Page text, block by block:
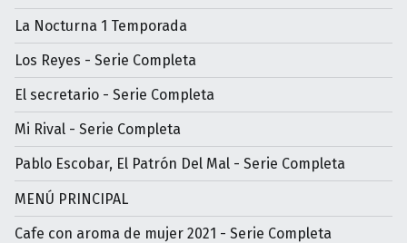
La Nocturna 1 Temporada
Los Reyes - Serie Completa
El secretario - Serie Completa
Mi Rival - Serie Completa
Pablo Escobar, El Patrón Del Mal - Serie Completa
MENÚ PRINCIPAL
Cafe con aroma de mujer 2021 - Serie Completa